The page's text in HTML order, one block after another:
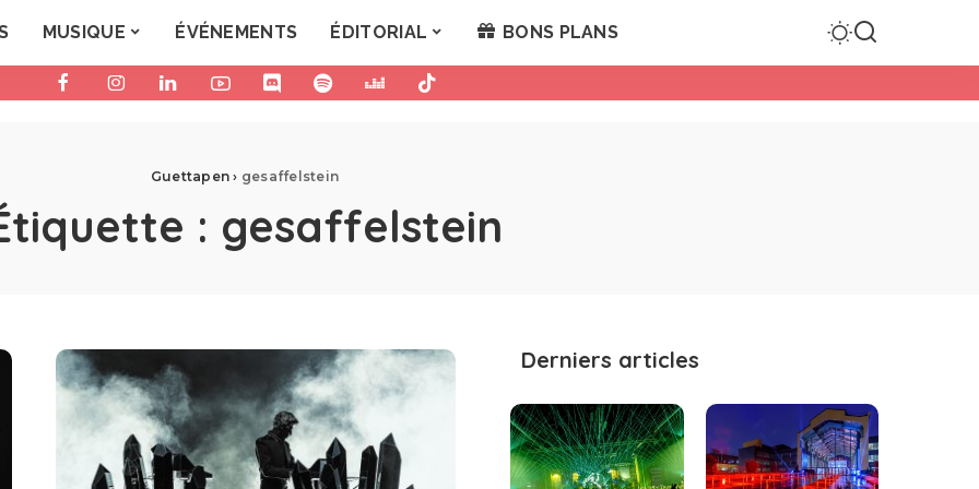
MUSIQUE ÉVÉNEMENTS ÉDITORIAL BONS PLANS
Guettapen › gesaffelstein
: gesaffelstein
Derniers articles